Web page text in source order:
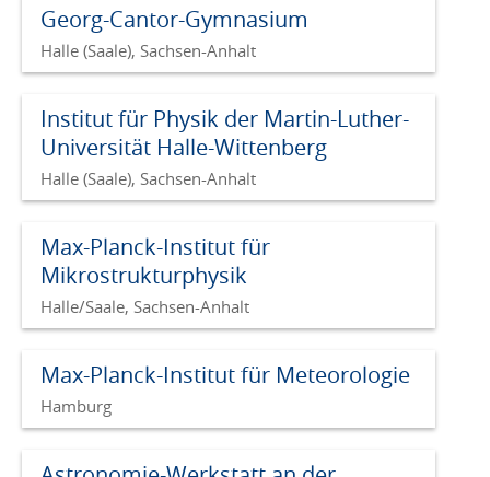
Georg-Cantor-Gymnasium
Halle (Saale), Sachsen-Anhalt
Institut für Physik der Martin-Luther-
Universität Halle-Wittenberg
Halle (Saale), Sachsen-Anhalt
Max-Planck-Institut für
Mikrostrukturphysik
Halle/Saale, Sachsen-Anhalt
Max-Planck-Institut für Meteorologie
Hamburg